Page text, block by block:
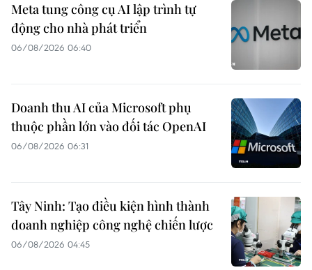
Meta tung công cụ AI lập trình tự
động cho nhà phát triển
06/08/2026 06:40
Doanh thu AI của Microsoft phụ
thuộc phần lớn vào đối tác OpenAI
06/08/2026 06:31
Tây Ninh: Tạo điều kiện hình thành
doanh nghiệp công nghệ chiến lược
06/08/2026 04:45